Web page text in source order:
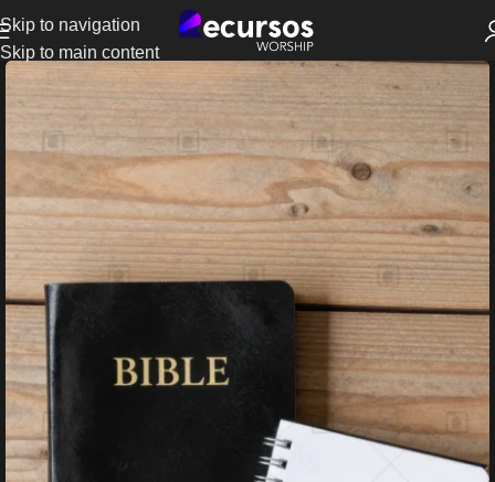
Skip to navigation
Skip to main content